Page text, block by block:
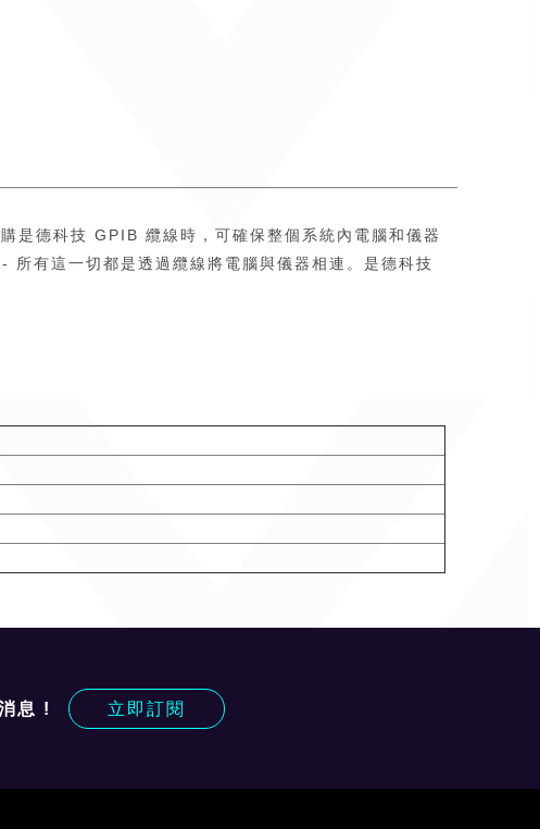
德科技 GPIB 纜線時，可確保整個系統內電腦和儀器
有這一切都是透過纜線將電腦與儀器相連。是德科技
息 ! 立即訂閱